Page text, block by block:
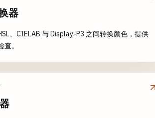
器
、CIELAB 与 Display-P3 之间转换颜色，提供
。